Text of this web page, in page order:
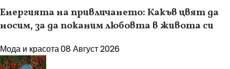
Енергията на привличането: Какъв цвят да
носим, за да поканим любовта в живота си
Мода и красота08 Август 2026